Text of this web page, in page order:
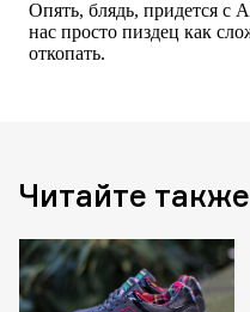
Читайте также